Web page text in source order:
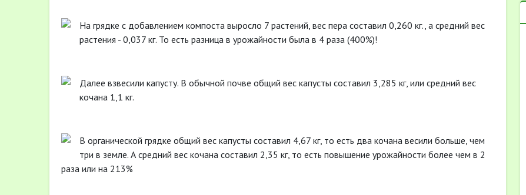
На грядке с добавлением компоста выросло 7 растений, вес пера составил 0,260 кг., а средний вес
растения - 0,037 кг. То есть разница в урожайности была в 4 раза (400%)!
Далее взвесили капусту. В обычной почве общий вес капусты составил 3,285 кг, или средний вес
кочана 1,1 кг.
В органической грядке общий вес капусты составил 4,67 кг, то есть два кочана весили больше, чем
три в земле. А средний вес кочана составил 2,35 кг, то есть повышение урожайности более чем в 2
раза или на 213%